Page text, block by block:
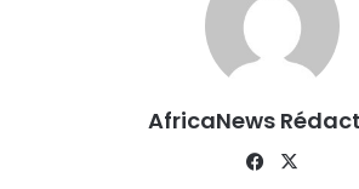
AfricaNews
Facebook